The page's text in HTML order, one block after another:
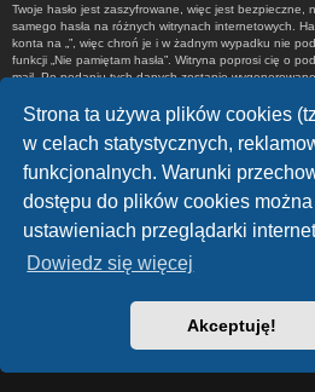
Strona ta używa plików cookies
w celach statystycznych,
funkcjonalnych. Warunki
dostępu do plików cookies
ustawieniach przeglądarki
Dowiedz się więcej
Akceptuję!
Twoje hasło jest zaszyfrowane, więc jest bezpieczne,
samego hasła na różnych witrynach internetowych.
konta na „”, więc chroń je i w żadnym wypadku nie
funkcji „Nie pamiętam hasła”. Witryna poprosi cię o
mail. Po podaniu tych danych zostanie
Strona domowa Kresowe forum
Co-Author:
Technologię dostarczaphpBB
® Forum
Polski pakiet językowy
Zasady ochrony danych